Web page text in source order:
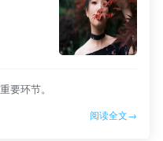
要环节。
阅读全文→